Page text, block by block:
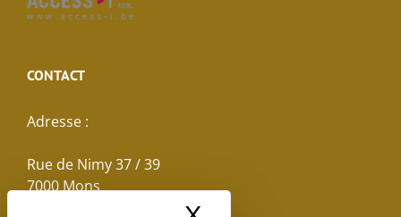
CONTACT
Adresse :
Rue de Nimy 37 / 39
7000 Mons